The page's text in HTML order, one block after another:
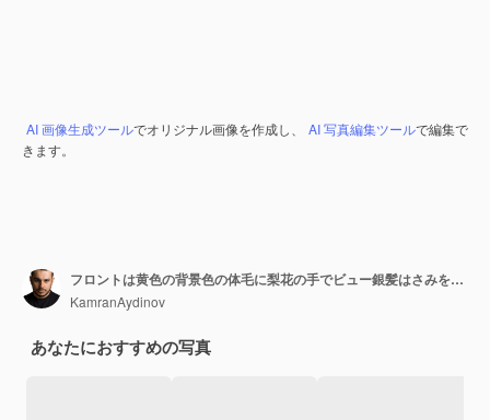
AI 画像生成ツールでオリジナル画像を作成し、 AI 写真編集ツールで編集で
きます。
フロントは黄色の背景色の体毛に梨花の手でビュー銀髪はさみを閉じた
KamranAydinov
あなたにおすすめの写真